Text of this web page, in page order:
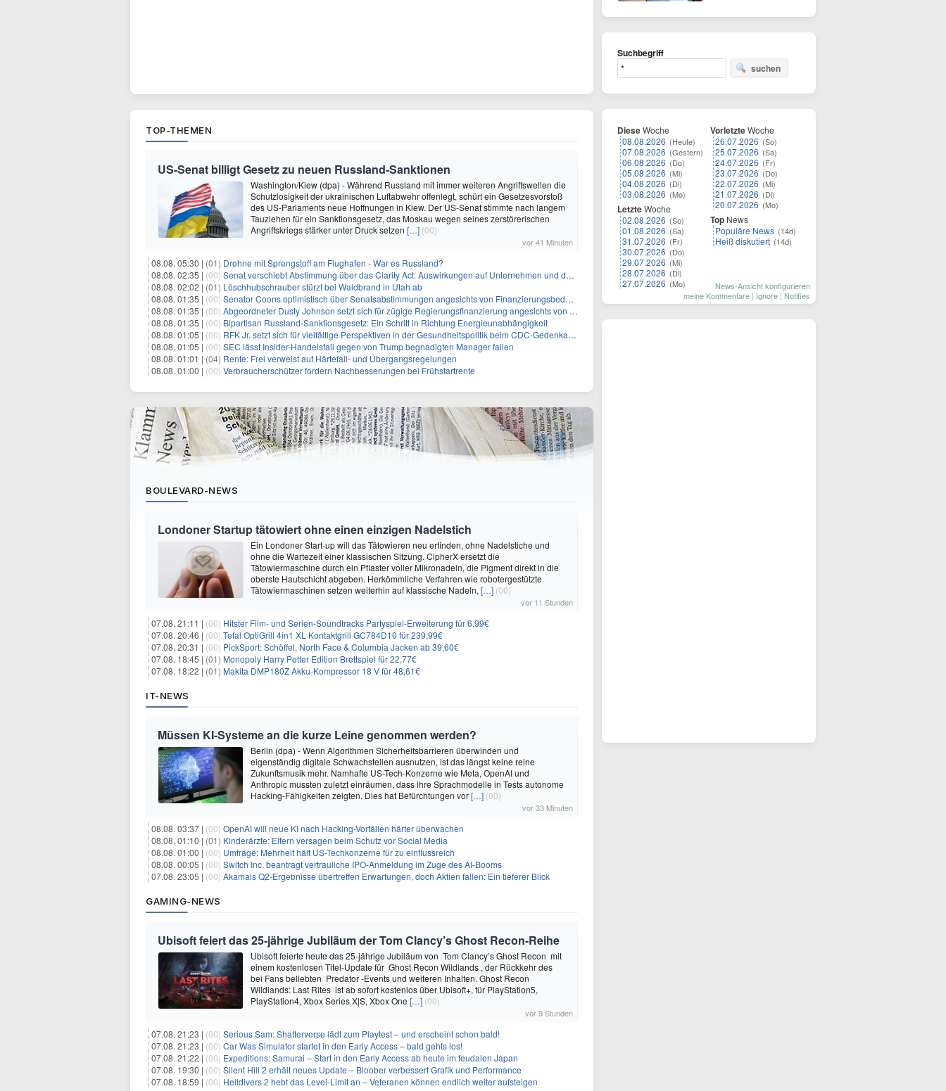
TOP-THEMEN
US-Senat billigt Gesetz zu neuen Russland-Sanktionen
Washington/Kiew (dpa) - Während Russland mit immer weiteren Angriffswellen die
Schutzlosigkeit der ukrainischen Luftabwehr offenlegt, schürt ein Gesetzesvorstoß
des US-Parlaments neue Hoffnungen in Kiew. Der US-Senat stimmte nach langem
Tauziehen für ein Sanktionsgesetz, das Moskau wegen seines zerstörerischen
Angriffskriegs stärker unter Druck setzen […] (00)
vor 41 Minuten
08.08. 05:30 | (01) Drohne mit Sprengstoff am Flughafen - War es Russland?
08.08. 02:35 | (00) Senat verschiebt Abstimmung über das Clarity Act: Auswirkungen auf Unternehmen und das Vertrauen der Investoren
08.08. 02:02 | (01) Löschhubschrauber stürzt bei Waldbrand in Utah ab
08.08. 01:35 | (00) Senator Coons optimistisch über Senatsabstimmungen angesichts von Finanzierungsbedenken
08.08. 01:35 | (00) Abgeordneter Dusty Johnson setzt sich für zügige Regierungsfinanzierung angesichts von Shutdown-Risiken ein
08.08. 01:35 | (00) Bipartisan Russland-Sanktionsgesetz: Ein Schritt in Richtung Energieunabhängigkeit
08.08. 01:05 | (00) RFK Jr. setzt sich für vielfältige Perspektiven in der Gesundheitspolitik beim CDC-Gedenkakt ein
08.08. 01:05 | (00) SEC lässt Insider-Handelsfall gegen von Trump begnadigten Manager fallen
08.08. 01:01 | (04) Rente: Frei verweist auf Härtefall- und Übergangsregelungen
08.08. 01:00 | (00) Verbraucherschützer fordern Nachbesserungen bei Frühstartrente
BOULEVARD-NEWS
Londoner Startup tätowiert ohne einen einzigen Nadelstich
Ein Londoner Start-up will das Tätowieren neu erfinden, ohne Nadelstiche und
ohne die Wartezeit einer klassischen Sitzung. CipherX ersetzt die
Tätowiermaschine durch ein Pflaster voller Mikronadeln, die Pigment direkt in die
oberste Hautschicht abgeben. Herkömmliche Verfahren wie robotergestützte
Tätowiermaschinen setzen weiterhin auf klassische Nadeln, […] (00)
vor 11 Stunden
07.08. 21:11 | (00) Hitster Film- und Serien-Soundtracks Partyspiel-Erweiterung für 6,99€
07.08. 20:46 | (00) Tefal OptiGrill 4in1 XL Kontaktgrill GC784D10 für 239,99€
07.08. 20:31 | (00) PickSport: Schöffel, North Face & Columbia Jacken ab 39,60€
07.08. 18:45 | (01) Monopoly Harry Potter Edition Brettspiel für 22,77€
07.08. 18:22 | (01) Makita DMP180Z Akku-Kompressor 18 V für 48,61€
IT-NEWS
Müssen KI-Systeme an die kurze Leine genommen werden?
Berlin (dpa) - Wenn Algorithmen Sicherheitsbarrieren überwinden und
eigenständig digitale Schwachstellen ausnutzen, ist das längst keine reine
Zukunftsmusik mehr. Namhafte US-Tech-Konzerne wie Meta, OpenAI und
Anthropic mussten zuletzt einräumen, dass ihre Sprachmodelle in Tests autonome
Hacking-Fähigkeiten zeigten. Dies hat Befürchtungen vor[…] (00)
vor 33 Minuten
08.08. 03:37 | (00) OpenAI will neue KI nach Hacking-Vorfällen härter überwachen
08.08. 01:10 | (01) Kinderärzte: Eltern versagen beim Schutz vor Social Media
08.08. 01:00 | (00) Umfrage: Mehrheit hält US-Techkonzerne für zu einflussreich
08.08. 00:05 | (00) Switch Inc. beantragt vertrauliche IPO-Anmeldung im Zuge des AI-Booms
07.08. 23:05 | (00) Akamais Q2-Ergebnisse übertreffen Erwartungen, doch Aktien fallen: Ein tieferer Blick
GAMING-NEWS
Ubisoft feiert das 25-jährige Jubiläum der Tom Clancy’s Ghost Recon-Reihe
Ubisoft feierte heute das 25-jährige Jubiläum von Tom Clancy’s Ghost Recon mit
einem kostenlosen Titel-Update für Ghost Recon Wildlands , der Rückkehr des
bei Fans beliebten Predator -Events und weiteren Inhalten. Ghost Recon
Wildlands: Last Rites ist ab sofort kostenlos über Ubisoft+, für PlayStation5,
PlayStation4, Xbox Series X|S, Xbox One […] (00)
vor 9 Stunden
07.08. 21:23 | (00) Serious Sam: Shatterverse lädt zum Playtest – und erscheint schon bald!
07.08. 21:23 | (00) Car Was Simulator startet in den Early Access – bald gehts los!
07.08. 21:22 | (00) Expeditions: Samurai – Start in den Early Access ab heute im feudalen Japan
07.08. 19:30 | (00) Silent Hill 2 erhält neues Update – Bloober verbessert Grafik und Performance
07.08. 18:59 | (00) Helldivers 2 hebt das Level-Limit an – Veteranen können endlich weiter aufsteigen
Suchbegriff
suchen
DieseWoche
08.08.2026 (Heute)
07.08.2026 (Gestern)
06.08.2026 (Do)
05.08.2026 (Mi)
04.08.2026 (Di)
03.08.2026 (Mo)
LetzteWoche
02.08.2026 (So)
01.08.2026 (Sa)
31.07.2026 (Fr)
30.07.2026 (Do)
29.07.2026 (Mi)
28.07.2026 (Di)
27.07.2026 (Mo)
VorletzteWoche
26.07.2026 (So)
25.07.2026 (Sa)
24.07.2026 (Fr)
23.07.2026 (Do)
22.07.2026 (Mi)
21.07.2026 (Di)
20.07.2026 (Mo)
Top News
Populäre News (14d)
Heiß diskutiert (14d)
News-Ansicht konfigurieren
meine Kommentare | Ignore | Notifies